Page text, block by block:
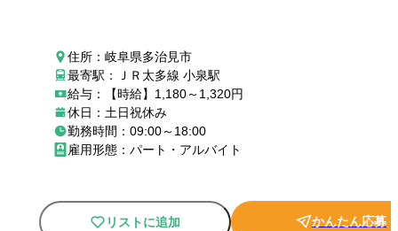
住所：岐阜県多治見市
最寄駅：ＪＲ太多線 小泉駅
給与：【時給】1,180～1,320円
休日：土日祝休み
勤務時間：09:00～18:00
雇用形態：パート・アルバイト
リストに追加 かんたん応募